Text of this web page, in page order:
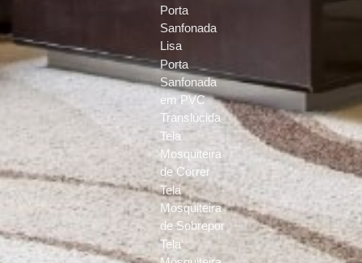
Porta
Sanfonada
Lisa
Porta
Sanfonada
em PVC
Translúcida
Tela
Mosquiteira
de Correr
Tela
Mosquiteira
de Sobrepor
Tela